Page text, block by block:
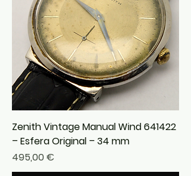
Zenith Vintage Manual Wind 641422
– Esfera Original – 34 mm
Precio
495,00 €